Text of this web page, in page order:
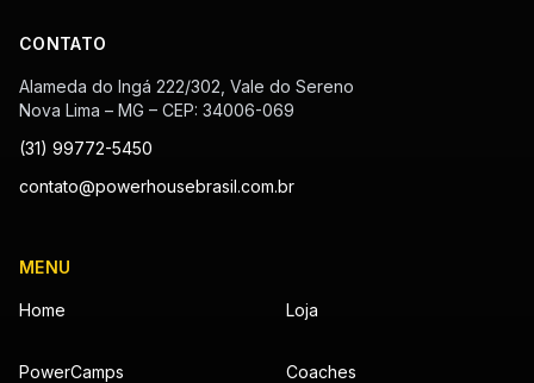
CONTATO
Alameda do Ingá 222/302, Vale do Sereno
Nova Lima – MG – CEP: 34006-069
(31) 99772-5450
contato@powerhousebrasil.com.br
MENU
Home Loja
PowerCamps Coaches